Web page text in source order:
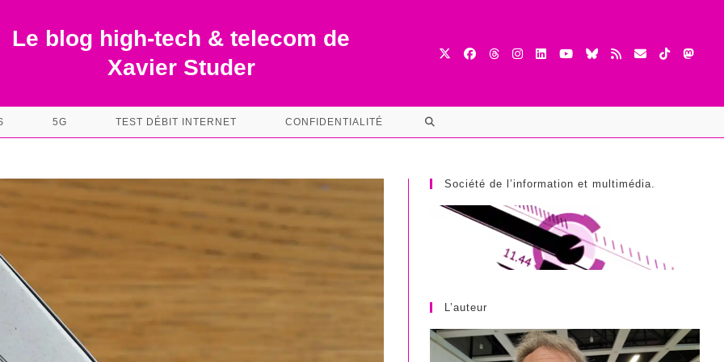
Le blog high-tech & telecom de
Xavier Studer
5G TEST DÉBIT INTERNET CONFIDENTIALITÉ TOGGLE
SEARCH
Société de l’information et multimédia.
L’auteur